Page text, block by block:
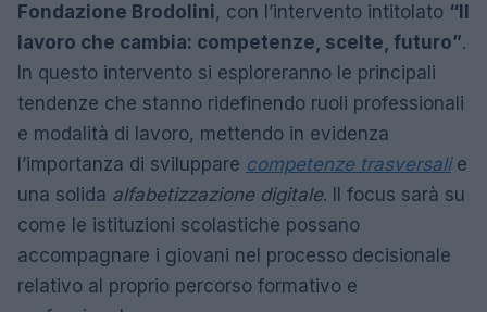
Fondazione Brodolini, con l’intervento intitolato “Il
lavoro che cambia: competenze, scelte, futuro”.
In questo intervento si esploreranno le principali
tendenze che stanno ridefinendo ruoli professionali
e modalità di lavoro, mettendo in evidenza
l’importanza di sviluppare competenze trasversalie
una solida alfabetizzazione digitale. Il focus sarà su
come le istituzioni scolastiche possano
accompagnare i giovani nel processo decisionale
relativo al proprio percorso formativo e